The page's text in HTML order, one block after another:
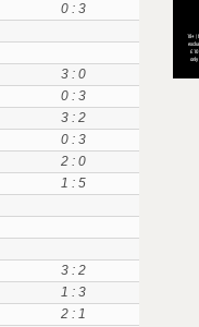
0 : 3
3 : 0
0 : 3
3 : 2
0 : 3
2 : 0
1 : 5
3 : 2
1 : 3
2 : 1